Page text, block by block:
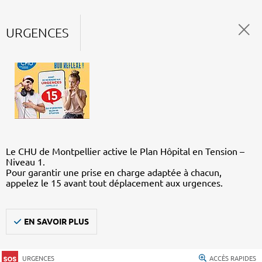
URGENCES
Le CHU de Montpellier active le Plan Hôpital en Tension –
Niveau 1.
Pour garantir une prise en charge adaptée à chacun,
appelez le 15 avant tout déplacement aux urgences.
EN SAVOIR PLUS
URGENCES ACCÈS RAPIDES